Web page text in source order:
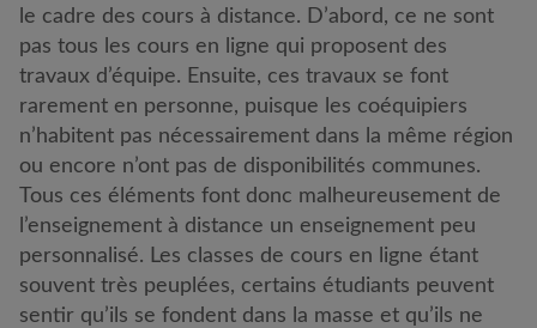
le cadre des cours à distance. D’abord, ce ne sont
pas tous les cours en ligne qui proposent des
travaux d’équipe. Ensuite, ces travaux se font
rarement en personne, puisque les coéquipiers
n’habitent pas nécessairement dans la même région
ou encore n’ont pas de disponibilités communes.
Tous ces éléments font donc malheureusement de
l’enseignement à distance un enseignement peu
personnalisé. Les classes de cours en ligne étant
souvent très peuplées, certains étudiants peuvent
sentir qu’ils se fondent dans la masse et qu’ils ne